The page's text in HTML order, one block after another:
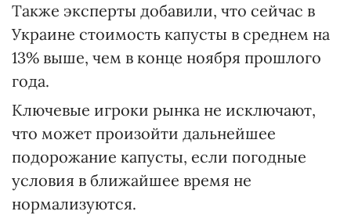
Также эксперты добавили, что сейчас в
Украине стоимость капусты в среднем на
13% выше, чем в конце ноября прошлого
года.
Ключевые игроки рынка не исключают,
что может произойти дальнейшее
подорожание капусты, если погодные
условия в ближайшее время не
нормализуются.